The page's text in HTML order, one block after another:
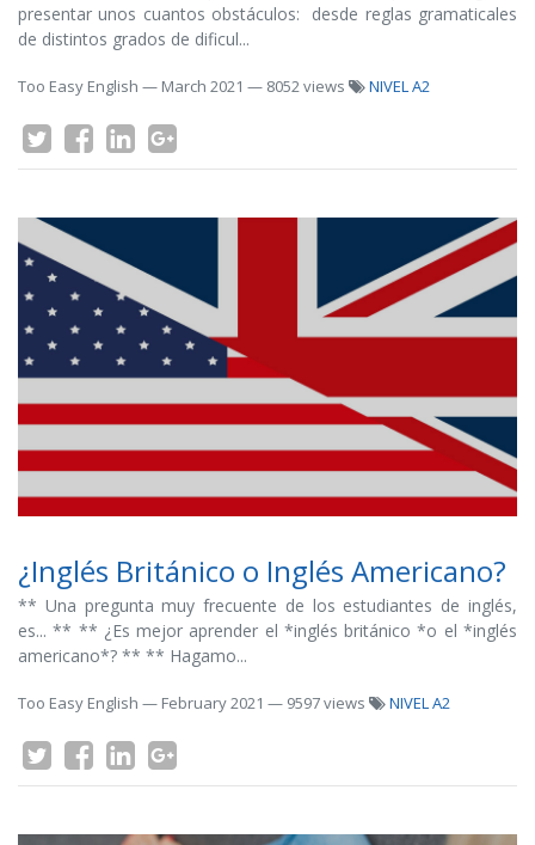
presentar unos cuantos obstáculos: desde reglas gramaticales
de distintos grados de dificul...
Too Easy English — March 2021 — 8052 views NIVEL A2
¿Inglés Británico o Inglés Americano?
** Una pregunta muy frecuente de los estudiantes de inglés,
es... ** ** ¿Es mejor aprender el *inglés británico *o el *inglés
americano*? ** ** Hagamo...
Too Easy English — February 2021 — 9597 views NIVEL A2